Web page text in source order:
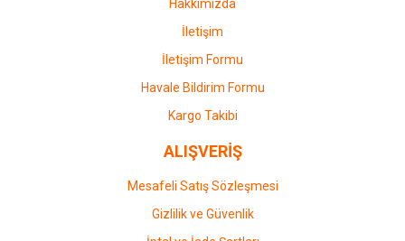
Gönder
Hakkımızda
İletişim
İletişim Formu
Havale Bildirim Formu
Kargo Takibi
ALIŞVERİŞ
Mesafeli Satış Sözleşmesi
Gizlilik ve Güvenlik